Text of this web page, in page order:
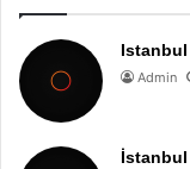
Istanbul
Admin
İstanbul